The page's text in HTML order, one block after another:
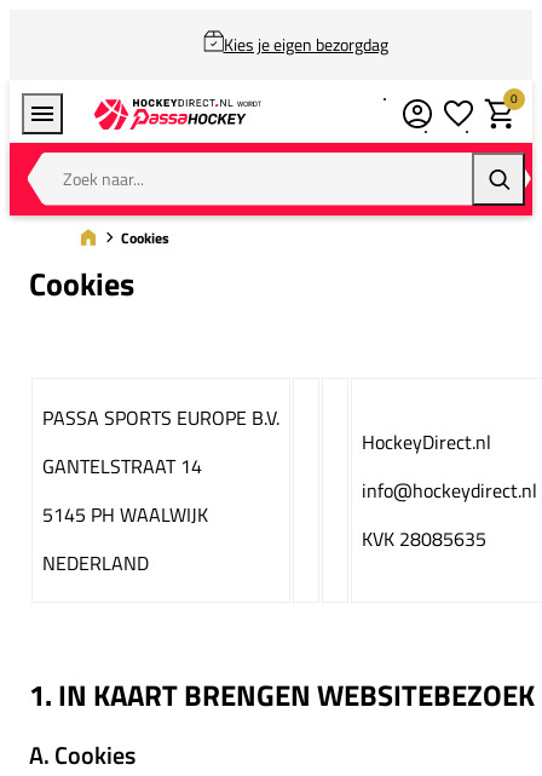
Kies je eigen bezorgdag
Zoek naar...
0
Cookies
Cookies
PASSA SPORTS EUROPE B.V.
GANTELSTRAAT 14
5145 PH WAALWIJK
NEDERLAND
HockeyDirect.nl
info@hockeydirect.nl
KVK 28085635
1. IN KAART BRENGEN WEBSITEBEZOEK
A. Cookies